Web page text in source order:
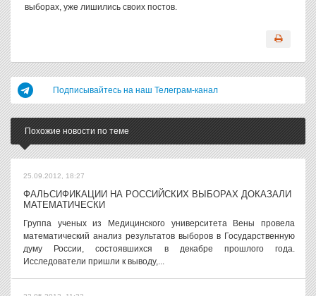
выборах, уже лишились своих постов.
Подписывайтесь на наш Телеграм-канал
Похожие новости по теме
25.09.2012, 18:27
ФАЛЬСИФИКАЦИИ НА РОССИЙСКИХ ВЫБОРАХ ДОКАЗАЛИ
МАТЕМАТИЧЕСКИ
Группа ученых из Медицинского университета Вены провела
математический анализ результатов выборов в Государственную
думу России, состоявшихся в декабре прошлого года.
Исследователи пришли к выводу,...